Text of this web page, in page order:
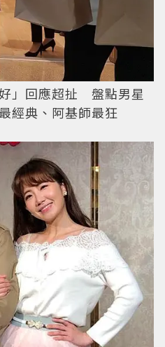
」回應超扯 盤點男星
經典、阿基師最狂